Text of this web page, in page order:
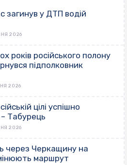
загинув у ДТП водій
2026
років російського полону
підполковник
2026
цілі успішно
Табурець
2026
через Черкащину на
маршрут